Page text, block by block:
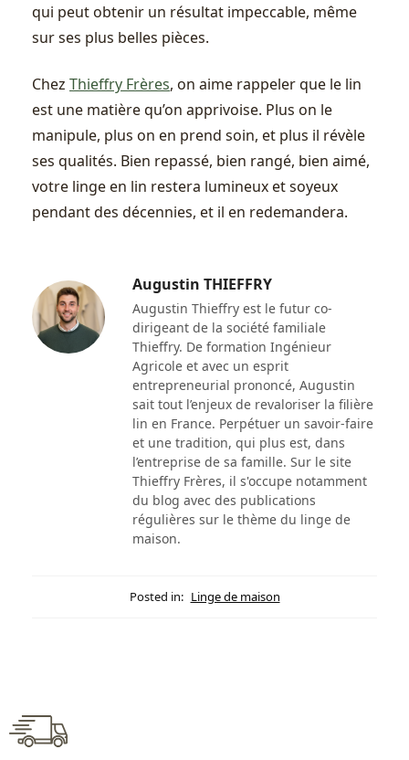
qui peut obtenir un résultat impeccable, même
sur ses plus belles pièces.
Chez Thieffry Frères, on aime rappeler que le lin
est une matière qu’on apprivoise. Plus on le
manipule, plus on en prend soin, et plus il révèle
ses qualités. Bien repassé, bien rangé, bien aimé,
votre linge en lin restera lumineux et soyeux
pendant des décennies, et il en redemandera.
Augustin THIEFFRY
Augustin Thieffry est le futur co-
dirigeant de la société familiale
Thieffry. De formation Ingénieur
Agricole et avec un esprit
entrepreneurial prononcé, Augustin
sait tout l’enjeux de revaloriser la filière
lin en France. Perpétuer un savoir-faire
et une tradition, qui plus est, dans
l’entreprise de sa famille. Sur le site
Thieffry Frères, il s'occupe notamment
du blog avec des publications
régulières sur le thème du linge de
maison.
Posted in: Linge de maison